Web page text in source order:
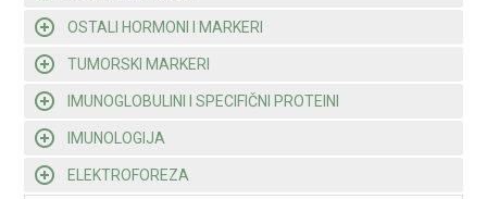
OSTALI HORMONI I MARKERI
TUMORSKI MARKERI
IMUNOGLOBULINI I SPECIFIČNI PROTEINI
IMUNOLOGIJA
ELEKTROFOREZA